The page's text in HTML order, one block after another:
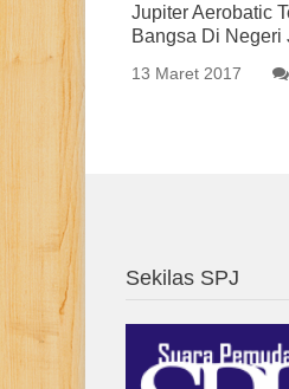
Jupiter Aerobatic
Bangsa Di Negeri
13 Maret 2017
Sekilas SPJ